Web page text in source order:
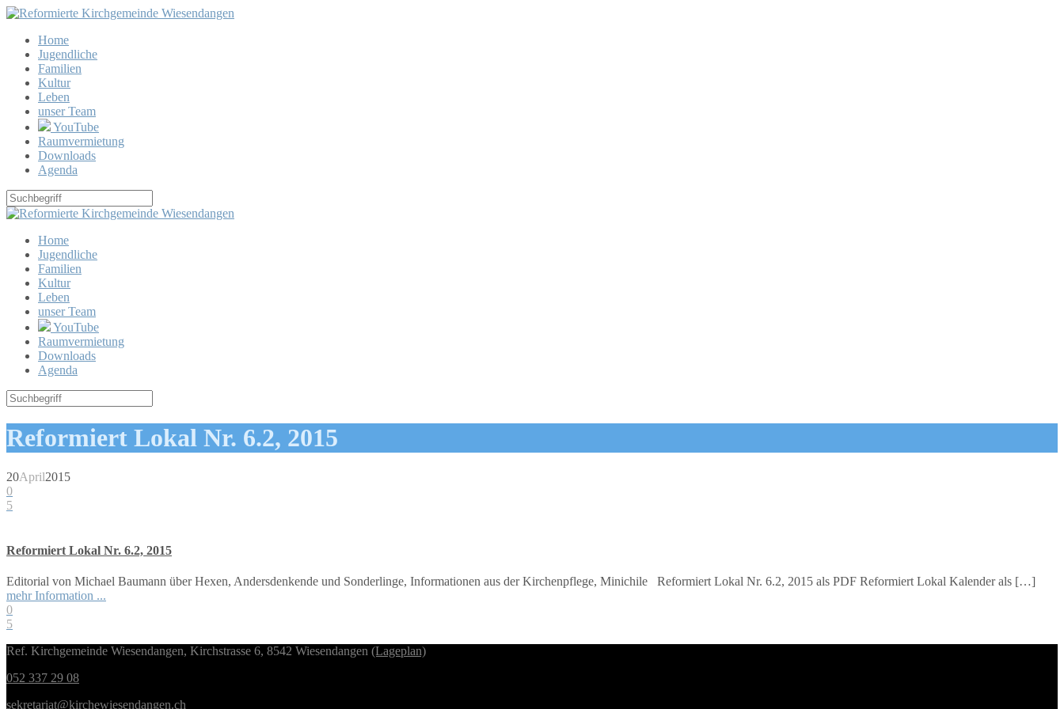
Home
Jugendliche
Familien
Kultur
Leben
unser Team
YouTube
Raumvermietung
Downloads
Agenda
Home
Jugendliche
Familien
Kultur
Leben
unser Team
YouTube
Raumvermietung
Downloads
Agenda
Reformiert Lokal Nr. 6.2, 2015
20April2015
0
5
Reformiert Lokal Nr. 6.2, 2015
Editorial von Michael Baumann über Hexen, Andersdenkende und Sonderlinge, Informationen aus der Kirchenpflege, Minichile Reformiert Lokal Nr. 6.2, 2015 als PDF Reformiert Lokal Kalender als […]
mehr Information ...
0
5
Ref. Kirchgemeinde Wiesendangen, Kirchstrasse 6, 8542 Wiesendangen (Lageplan)
052 337 29 08
sekretariat@kirchewiesendangen.ch